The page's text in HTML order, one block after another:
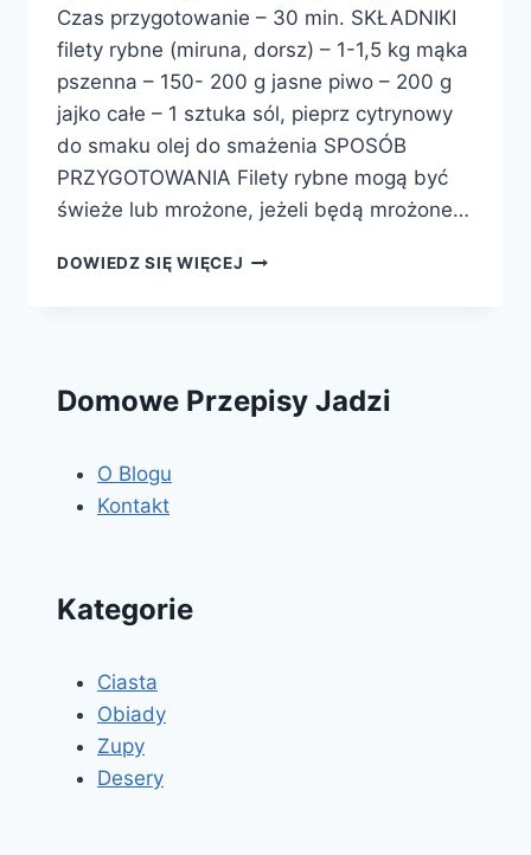
Czas przygotowanie – 30 min. SKŁADNIKI
filety rybne (miruna, dorsz) – 1-1,5 kg mąka
pszenna – 150- 200 g jasne piwo – 200 g
jajko całe – 1 sztuka sól, pieprz cytrynowy
do smaku olej do smażenia SPOSÓB
PRZYGOTOWANIA Filety rybne mogą być
świeże lub mrożone, jeżeli będą mrożone…
DOWIEDZ SIĘ WIĘCEJ RYBA
Domowe Przepisy Jadzi
O Blogu
Kontakt
Kategorie
Ciasta
Obiady
Zupy
Desery